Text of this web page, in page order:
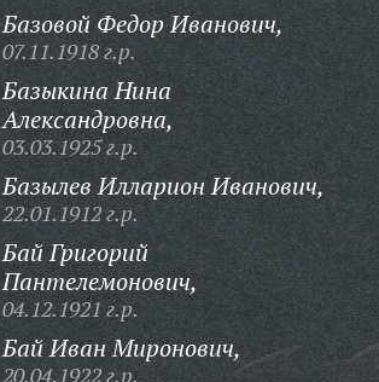
Базовой Федор Иванович,
07.11.1918 г.р.
Базыкина Нина
Александровна,
03.03.1925 г.р.
Базылев Илларион Иванович,
22.01.1912 г.р.
Бай Григорий
Пантелемонович,
04.12.1921 г.р.
Бай Иван Миронович,
20.04.1922 г.р.